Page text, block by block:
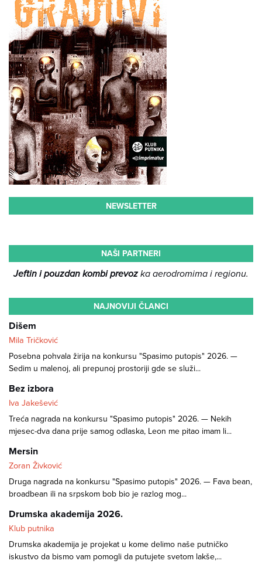
NEWSLETTER
NAŠI PARTNERI
Jeftin i pouzdan kombi prevozka aerodromima i regionu.
NAJNOVIJI ČLANCI
Dišem
Mila Tričković
Posebna pohvala žirija na konkursu "Spasimo putopis" 2026. —
Sedim u malenoj, ali prepunoj prostoriji gde se služi...
Bez izbora
Iva Jakešević
Treća nagrada na konkursu "Spasimo putopis" 2026. — Nekih
mjesec-dva dana prije samog odlaska, Leon me pitao imam li...
Mersin
Zoran Živković
Druga nagrada na konkursu "Spasimo putopis" 2026. — Fava bean,
broadbean ili na srpskom bob bio je razlog mog...
Drumska akademija 2026.
Klub putnika
Drumska akademija je projekat u kome delimo naše putničko
iskustvo da bismo vam pomogli da putujete svetom lakše,...